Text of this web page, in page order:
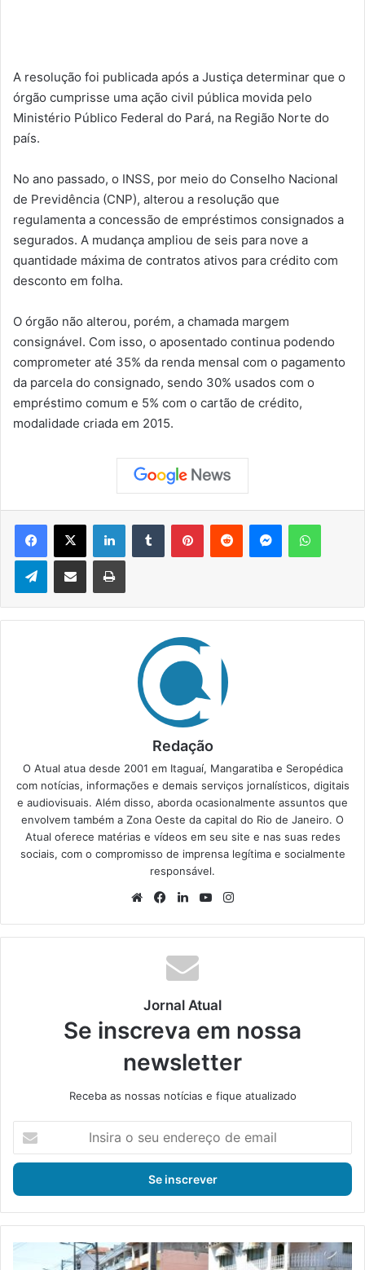
A resolução foi publicada após a Justiça determinar que o
órgão cumprisse uma ação civil pública movida pelo
Ministério Público Federal do Pará, na Região Norte do
país.
No ano passado, o INSS, por meio do Conselho Nacional
de Previdência (CNP), alterou a resolução que
regulamenta a concessão de empréstimos consignados a
segurados. A mudança ampliou de seis para nove a
quantidade máxima de contratos ativos para crédito com
desconto em folha.
O órgão não alterou, porém, a chamada margem
consignável. Com isso, o aposentado continua podendo
comprometer até 35% da renda mensal com o pagamento
da parcela do consignado, sendo 30% usados com o
empréstimo comum e 5% com o cartão de crédito,
modalidade criada em 2015.
Telegram
Redação
O Atual atua desde 2001 em Itaguaí, Mangaratiba e Seropédica
com notícias, informações e demais serviços jornalísticos, digitais
e audiovisuais. Além disso, aborda ocasionalmente assuntos que
envolvem também a Zona Oeste da capital do Rio de Janeiro. O
Atual oferece matérias e vídeos em seu site e nas suas redes
sociais, com o compromisso de imprensa legítima e socialmente
responsável.
We
te
Fa
bo
ok
Lin
din
Yo
ub
ra
Jornal Atual
Se inscreva em nossa
newsletter
Receba as nossas notícias e fique atualizado
s
r
a
sD